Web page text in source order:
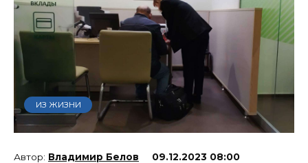
ИЗ ЖИЗНИ
Владимир Белов 09.12.2023 08:00